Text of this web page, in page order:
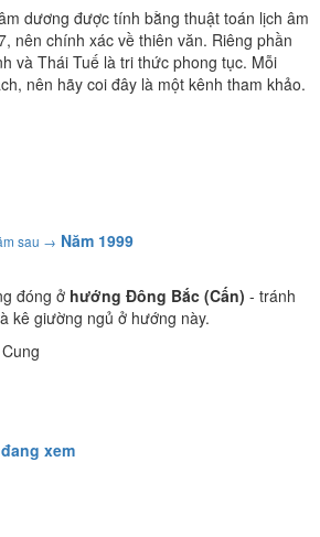
dương được tính bằng thuật toán lịch âm
nên chính xác về thiên văn. Riêng phần
và Thái Tuế là tri thức phong tục. Mỗi
nên hãy coi đây là một kênh tham khảo.
sau → Năm 1999
đóng ở hướng Đông Bắc (Cấn) - tránh
kê giường ngủ ở hướng này.
xem